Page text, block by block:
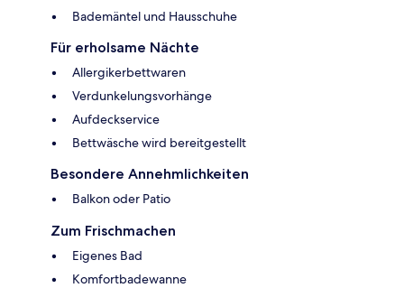
Bademäntel und Hausschuhe
Für erholsame Nächte
Allergikerbettwaren
Verdunkelungsvorhänge
Aufdeckservice
Bettwäsche wird bereitgestellt
Besondere Annehmlichkeiten
Balkon oder Patio
Zum Frischmachen
Eigenes Bad
Komfortbadewanne